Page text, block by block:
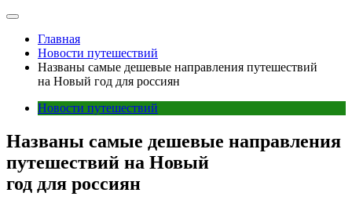
Главная
Новости путешествий
Названы самые дешевые направления путешествий
на Новый год для россиян
Новости путешествий
Названы самые дешевые направления
путешествий на Новый
год для россиян